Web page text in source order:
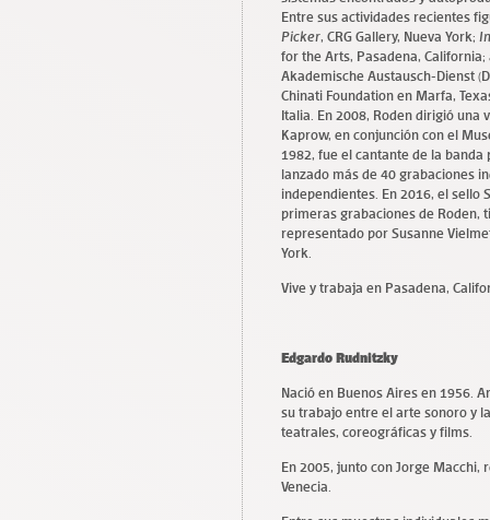
Entre sus actividades recientes
Picker, CRG Gallery, Nueva York;
for the Arts, Pasadena,
Akademische Austausch-Dienst
Chinati Foundation en Marfa,
Italia. En 2008, Roden dirigió una
Kaprow, en conjunción con el
1982, fue el cantante de la banda
lanzado más de 40 grabaciones
independientes. En 2016, el sello
primeras grabaciones de Roden,
representado por Susanne
York.
Vive y trabaja en Pasadena,
Edgardo Rudnitzky
Nació en Buenos Aires en 1956.
su trabajo entre el arte sonoro y
teatrales, coreográficas y films.
En 2005, junto con Jorge Macchi,
Venecia.